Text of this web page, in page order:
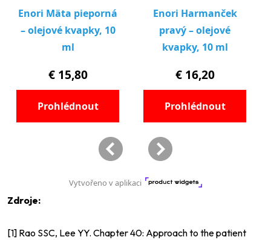
Zdroje:
[1] Rao SSC, Lee YY. Chapter 40: Approach to the patient